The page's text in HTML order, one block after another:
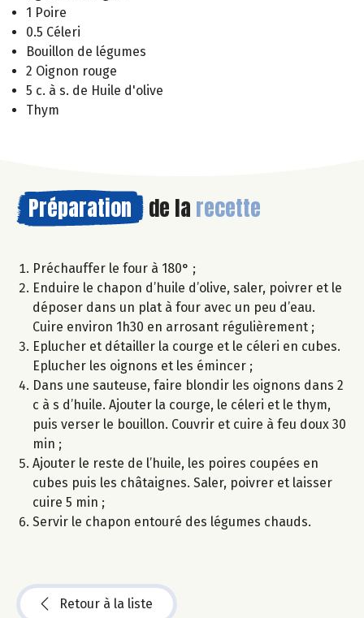
1 Poire
0.5 Céleri
Bouillon de légumes
2 Oignon rouge
5 c. à s. de Huile d'olive
Thym
Préparation de la recette
Préchauffer le four à 180° ;
Enduire le chapon d’huile d’olive, saler, poivrer et le
déposer dans un plat à four avec un peu d’eau.
Cuire environ 1h30 en arrosant régulièrement ;
Eplucher et détailler la courge et le céleri en cubes.
Eplucher les oignons et les émincer ;
Dans une sauteuse, faire blondir les oignons dans 2
c à s d’huile. Ajouter la courge, le céleri et le thym,
puis verser le bouillon. Couvrir et cuire à feu doux 30
min ;
Ajouter le reste de l’huile, les poires coupées en
cubes puis les châtaignes. Saler, poivrer et laisser
cuire 5 min ;
Servir le chapon entouré des légumes chauds.
Retour à la liste